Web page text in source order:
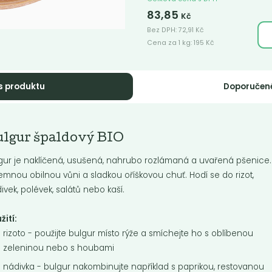
nedostupné
kroupy nalámané na
kousky.
nádivek, do polévek a na přípravu
83,85 Kč
Bez DPH: 72,91 Kč
Cena za 1 kg: 195 Kč
produktu
špaldový BIO
je naklíčená, usušená, nahrubo rozlámaná a uvařená
obilnou vůni a sladkou oříškovou chuť. Hodí se do rizot,
polévek, salátů nebo kaší.
rizoto - použijte bulgur místo rýže a smíchejte ho s oblíbenou
zeleninou nebo s houbami
nádivka - bulgur nakombinujte například s paprikou, restovanou